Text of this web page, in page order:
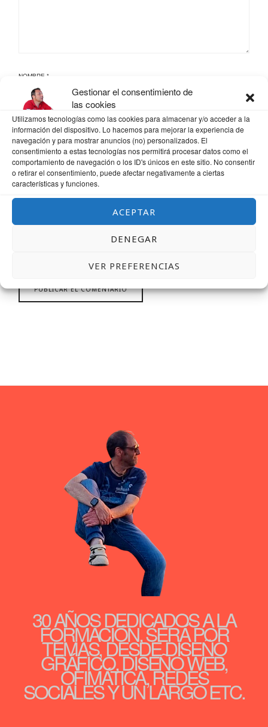
Gestionar el consentimiento de
las cookies
Utilizamos tecnologías como las cookies para almacenar y/o acceder a la
información del dispositivo. Lo hacemos para mejorar la experiencia de
navegación y para mostrar anuncios (no) personalizados. El
consentimiento a estas tecnologías nos permitirá procesar datos como el
comportamiento de navegación o los ID's únicos en este sitio. No consentir
o retirar el consentimiento, puede afectar negativamente a ciertas
características y funciones.
ACEPTAR
DENEGAR
VER PREFERENCIAS
NOMBRE*
CORREO ELECTRÓNICO*
GUARDA MI NOMBRE, CORREO ELECTRÓNICO Y WEB EN ESTE NAVEGADOR
30 AÑOS DEDICADOS A LA
FORMACIÓN, SERÁ POR
TEMAS, DESDE DISEÑO
GRÁFICO, DISEÑO WEB,
OFIMÁTICA, REDES
SOCIALES Y UN LARGO ETC.